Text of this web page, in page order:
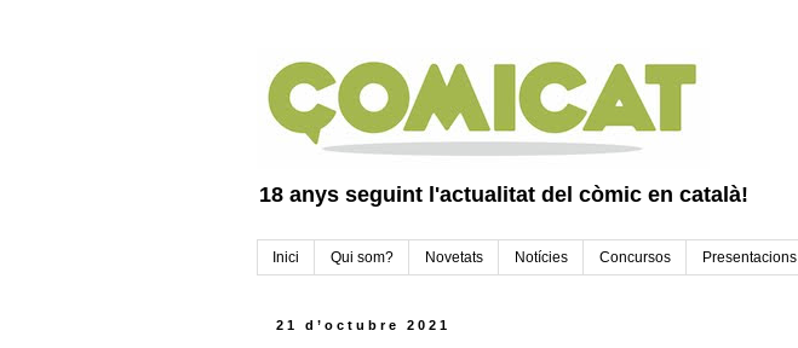
18 anys seguint l'actualitat del còmic en català!
Inici Qui som? Novetats Notícies Concursos Presentacions
21 d’octubre 2021